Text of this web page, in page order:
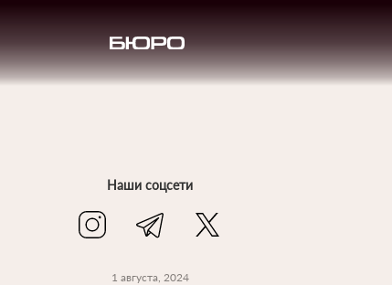
Наши соцсети
1 августа, 2024